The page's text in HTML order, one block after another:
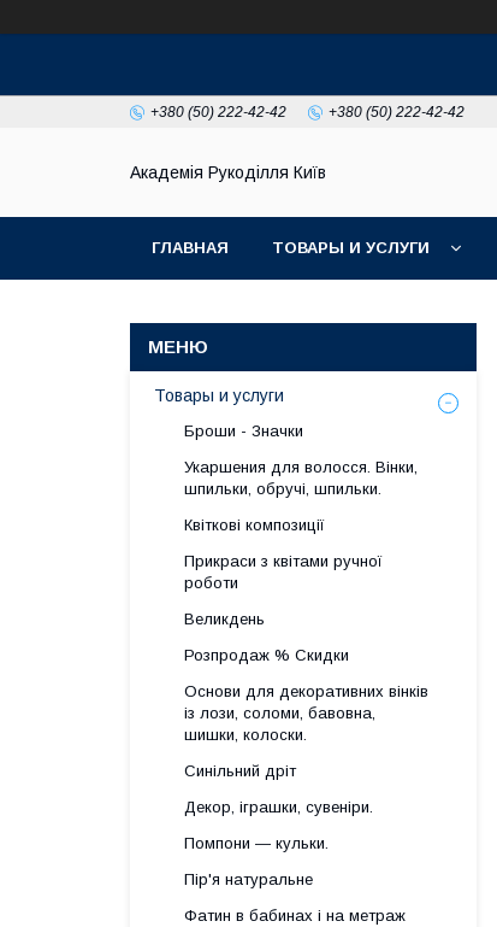
+380 (50) 222-42-42 +380 (50) 222-42-42
Академія Рукоділля Київ
ГЛАВНАЯ ТОВАРЫ И УСЛУГИ
Товары и услуги
Броши - Значки
Укаршения для волосся. Вінки,
шпильки, обручі, шпильки.
Квіткові композиції
Прикраси з квітами ручної
роботи
Великдень
Розпродаж % Скидки
Основи для декоративних вінків
із лози, соломи, бавовна,
шишки, колоски.
Синільний дріт
Декор, іграшки, сувеніри.
Помпони — кульки.
Пір'я натуральне
Фатин в бабинах і на метраж